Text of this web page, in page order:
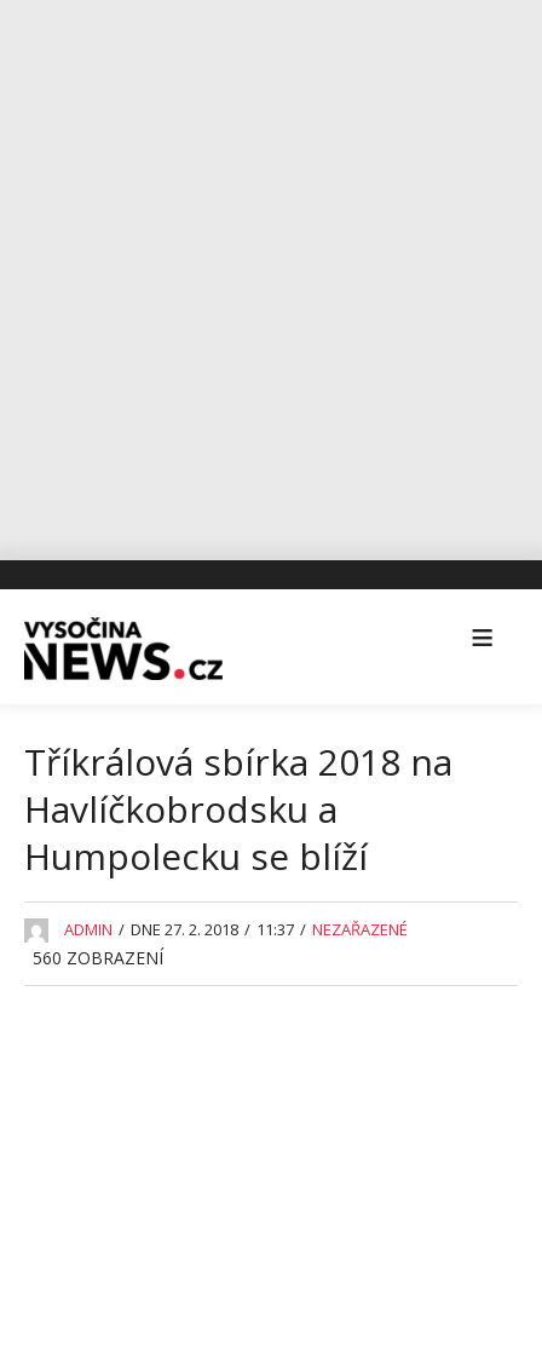
Tříkrálová sbírka 2018 na
Havlíčkobrodsku a
Humpolecku se blíží
ADMIN / DNE 27. 2. 2018 / 11:37 / NEZAŘAZENÉ
560 ZOBRAZENÍ